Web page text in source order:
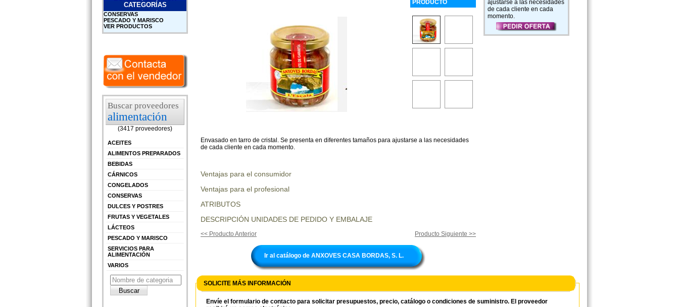
CATEGORÍAS
CONSERVAS
PESCADO Y MARISCO
VER PRODUCTOS
Buscar proveedores
alimentación
(3417 proveedores)
ACEITES
ALIMENTOS PREPARADOS
BEBIDAS
CÁRNICOS
CONGELADOS
CONSERVAS
DULCES Y POSTRES
FRUTAS Y VEGETALES
LÁCTEOS
PESCADO Y MARISCO
SERVICIOS PARA
ALIMENTACIÓN
VARIOS
PRODUCTO
Envasado en tarro de cristal. Se presenta en diferentes tamaños para ajustarse a las necesidades
de cada cliente en cada momento.
Ventajas para el consumidor
Ventajas para el profesional
ATRIBUTOS
DESCRIPCIÓN UNIDADES DE PEDIDO Y EMBALAJE
<< Producto Anterior Producto Siguiente >>
Ir al catálogo de ANXOVES CASA BORDAS, S. L.
ajustarse a las necesidades
de cada cliente en cada
momento.
SOLICITE MÁS INFORMACIÓN
Envíe el formulario de contacto para solicitar presupuestos, precio, catálogo o condiciones de suministro. El proveedor